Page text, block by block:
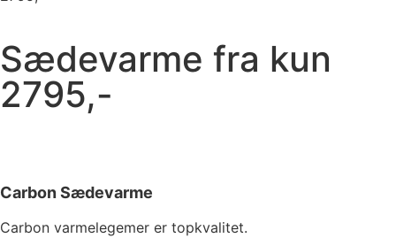
Sædevarme fra kun
2795,-
Carbon Sædevarme
Carbon varmelegemer er topkvalitet.